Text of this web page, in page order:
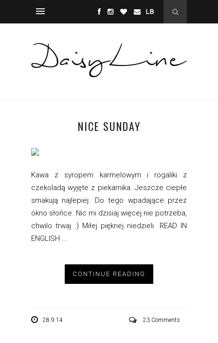
NICE SUNDAY
Kawa z syropem karmelowym i rogaliki z
czekoladą wyjęte z piekarnika. Jeszcze ciepłe
smakują najlepiej. Do tego wpadające przez
okno słońce. Nic mi dzisiaj więcej nie potrzeba,
chwilo trwaj :) Miłej pięknej niedzieli. READ IN
ENGLISH ...
CONTINUE READING
28.9.14 23 Comments